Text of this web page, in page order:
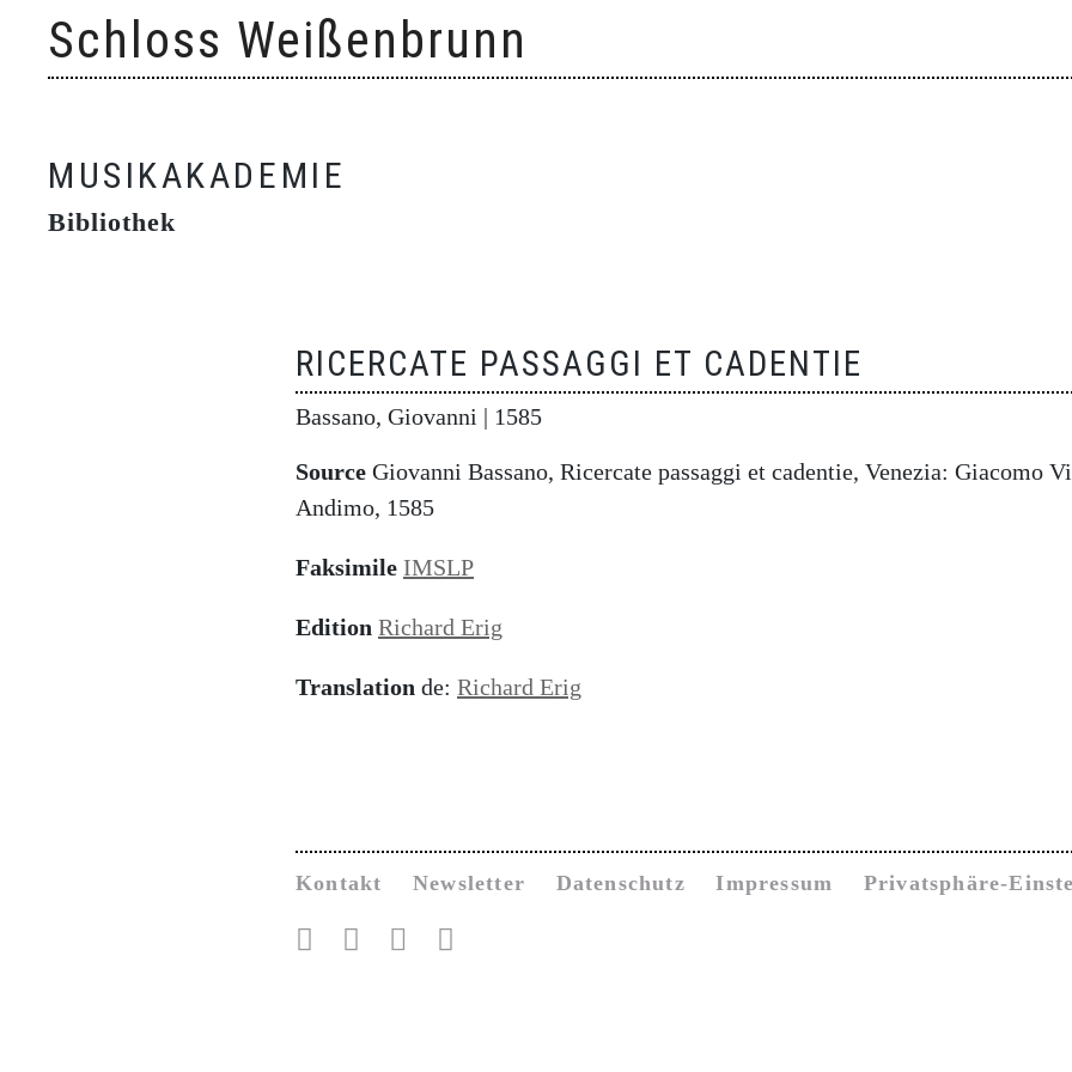
Schloss Weißenbrunn
MUSIKAKADEMIE
Bibliothek
RICERCATE PASSAGGI ET CADENTIE
Bassano, Giovanni | 1585
Source Giovanni Bassano, Ricercate passaggi et cadentie, Venezia: Giacomo
Andimo, 1585
Faksimile IMSLP
Edition Richard Erig
Translation de: Richard Erig
Kontakt Newsletter Datenschutz Impressum Privatsphäre-